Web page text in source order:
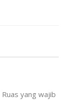
Ruas yang wajib